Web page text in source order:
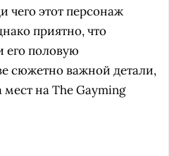
чего этот персонаж
приятно, что
его половую
сюжетно важной детали,
мест на The Gayming